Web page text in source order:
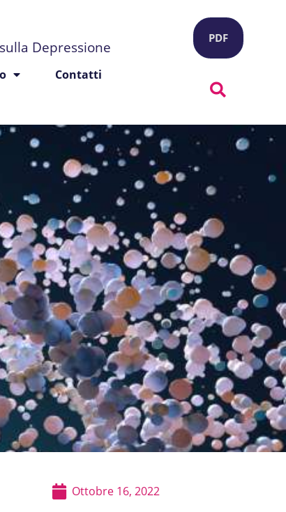
Depressione
Contatti
PDF
Ottobre 16, 2022